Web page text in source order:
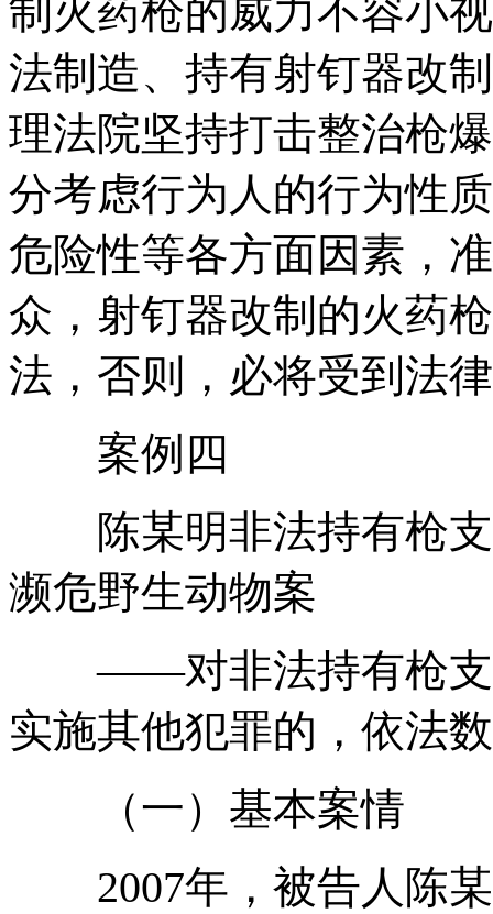
制火药枪的威力不容小
法制造、持有射钉器改
理法院坚持打击整治枪
分考虑行为人的行为性
危险性等各方面因素，
众，射钉器改制的火药
法，否则，必将受到法
案例四
陈某明非法持有枪支
濒危野生动物案
——对非法持有枪支
实施其他犯罪的，依法
（一）基本案情
2007年，被告人陈某